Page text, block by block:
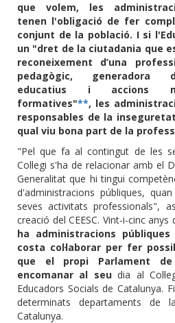
que volem, les
tenen l'obligació de fer
conjunt de la població. I si
un "dret de la ciutadania que
reconeixement d’una
pedagògic, generadora
educatius i accions
formatives"**, les
responsables de la
qual viu bona part de la
"Pel que fa al contingut de les
Col·legi s'ha de relacionar amb el
Generalitat que hi tingui
d'administracions públiques,
seves activitats professionals",
creació del CEESC. Vint-i-cinc anys
ha administracions
costa col·laborar per fer
que el propi Parlament de
encomanar al seudia al
Educadors Socials de Catalunya.
determinats departaments de
Catalunya.